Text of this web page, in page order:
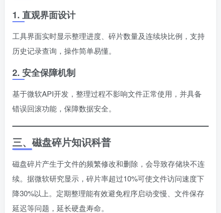
1. 直观界面设计
工具界面实时显示整理进度、碎片数量及连续块比例，支持
历史记录查询，操作简单易懂。
2. 安全保障机制
基于微软API开发，整理过程不影响文件正常使用，并具备
错误回滚功能，保障数据安全。
三、磁盘碎片知识科普
磁盘碎片产生于文件的频繁修改和删除，会导致存储块不连
续。据微软研究显示，碎片率超过10%可使文件访问速度下
降30%以上。定期整理能有效避免程序启动变慢、文件保存
延迟等问题，延长硬盘寿命。